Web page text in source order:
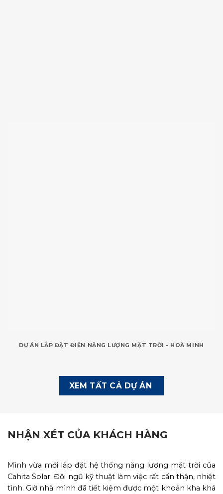
DỰ ÁN LẮP ĐẶT ĐIỆN NĂNG LƯỢNG MẶT TRỜI – HOÀ MINH
XEM TẤT CẢ DỰ ÁN
NHẬN XÉT CỦA KHÁCH HÀNG
Mình vừa mới lắp đặt hệ thống năng lượng mặt trời của
Cahita Solar. Đội ngũ kỹ thuật làm việc rất cẩn thận, nhiệt
tình. Giờ nhà mình đã tiết kiệm được một khoản kha khá